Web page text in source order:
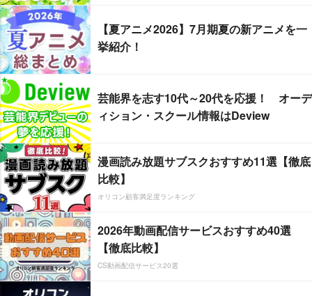
【夏アニメ2026】7月期夏の新アニメを一
挙紹介！
芸能界を志す10代～20代を応援！ オーデ
ィション・スクール情報はDeview
漫画読み放題サブスクおすすめ11選【徹底
比較】
オリコン顧客満足度ランキング
2026年動画配信サービスおすすめ40選
【徹底比較】
CS動画配信サービス20選